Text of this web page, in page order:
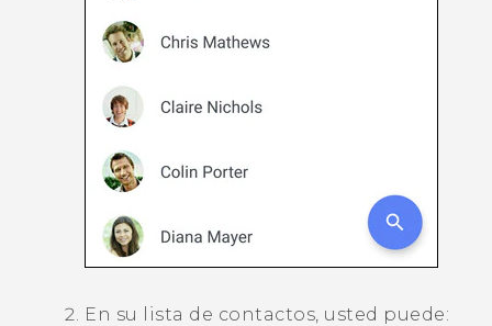
En su lista de contactos, usted puede: